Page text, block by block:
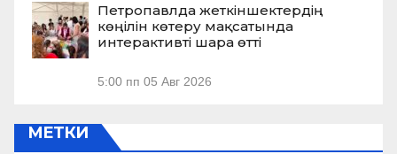
Петропавлда жеткіншектердің
көңілін көтеру мақсатында
интерактивті шара өтті
5:00 пп 05 Авг 2026
МЕТКИ